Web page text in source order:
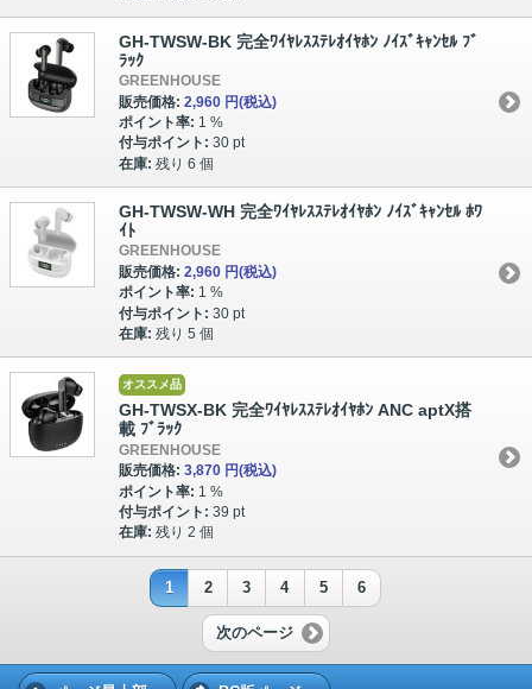
GH-TWSW-BK 完全ﾜｲﾔﾚｽｽﾃﾚｵｲﾔﾎﾝ ﾉｲｽﾞｷｬﾝｾﾙ ﾌﾞ
ﾗｯｸ
GREENHOUSE
販売価格: 2,960 円(税込)
ポイント率: 1 %
付与ポイント: 30 pt
在庫: 残り 6 個
GH-TWSW-WH 完全ﾜｲﾔﾚｽｽﾃﾚｵｲﾔﾎﾝ ﾉｲｽﾞｷｬﾝｾﾙ ﾎﾜ
ｲﾄ
GREENHOUSE
販売価格: 2,960 円(税込)
ポイント率: 1 %
付与ポイント: 30 pt
在庫: 残り 5 個
オススメ品
GH-TWSX-BK 完全ﾜｲﾔﾚｽｽﾃﾚｵｲﾔﾎﾝ ANC aptX搭
載 ﾌﾞﾗｯｸ
GREENHOUSE
販売価格: 3,870 円(税込)
ポイント率: 1 %
付与ポイント: 39 pt
在庫: 残り 2 個
1 2 3 4 5 6
次のページ